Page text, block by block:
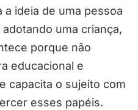
a ideia de uma pessoa
uma criança,
porque não
educacional e
capacita o sujeito com
esses papéis.